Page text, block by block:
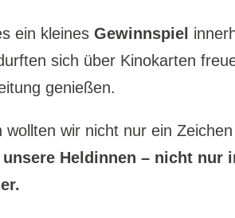
ein kleines Gewinnspiel
sich über Kinokarten
genießen.
wollten wir nicht nur ein
Heldinnen – nicht nur